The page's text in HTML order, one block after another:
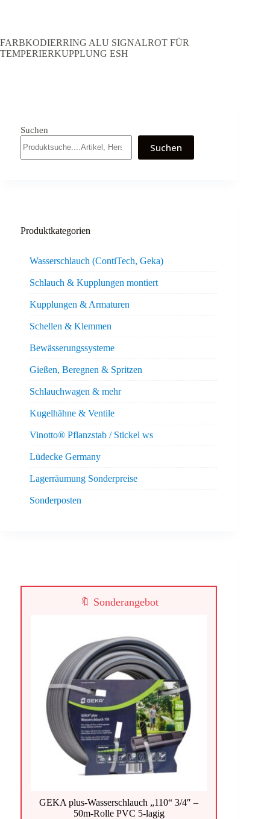
FARBKODIERRING ALU SIGNALROT FÜR
TEMPERIERKUPPLUNG ESH
Suchen
Suchen
Produktkategorien
Wasserschlauch (ContiTech, Geka)
Schlauch & Kupplungen montiert
Kupplungen & Armaturen
Schellen & Klemmen
Bewässerungssysteme
Gießen, Beregnen & Spritzen
Schlauchwagen & mehr
Kugelhähne & Ventile
Vinotto® Pflanzstab / Stickel ws
Lüdecke Germany
Lagerräumung Sonderpreise
Sonderposten
🔖 Sonderangebot
GEKA plus-Wasserschlauch „110“ 3/4″ –
50m-Rolle PVC 5-lagig